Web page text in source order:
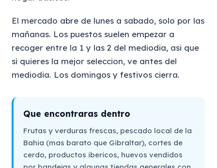
El mercado abre de lunes a sabado, solo por las
mañanas. Los puestos suelen empezar a
recoger entre la 1 y las 2 del mediodia, asi que
si quieres la mejor seleccion, ve antes del
mediodia. Los domingos y festivos cierra.
Que encontraras dentro
Frutas y verduras frescas, pescado local de la
Bahia (mas barato que Gibraltar), cortes de
cerdo, productos ibericos, huevos vendidos